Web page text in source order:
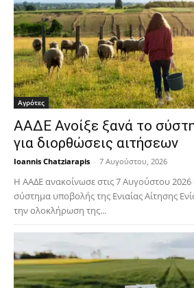
Αγρότες
ΑΑΔΕ Ανοίξε ξανά το
για διορθώσεις αιτήσεων
Ioannis Chatziarapis - 7 Αυγούστου, 2026
Η ΑΑΔΕ ανακοίνωσε στις 7 Αυγούστου 2026
σύστημα υποβολής της Ενιαίας Αίτησης
την ολοκλήρωση της...